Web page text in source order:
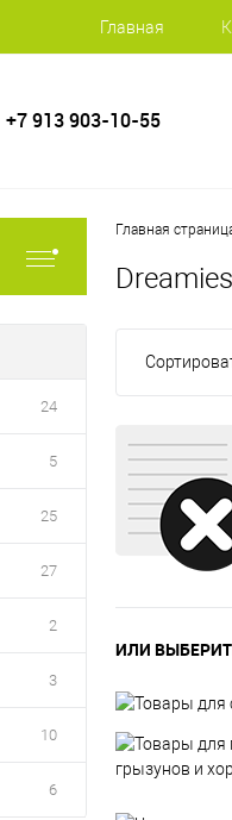
Главная
+7 913 903-10-55
24
5
25
27
2
3
10
6
Главная
Dreamies
ИЛИ
грызунов и